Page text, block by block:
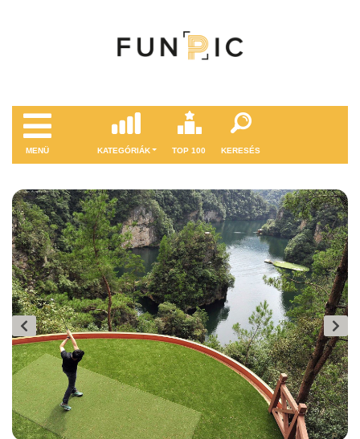
MENÜ KATEGÓRIÁK TOP 100 KERESÉS